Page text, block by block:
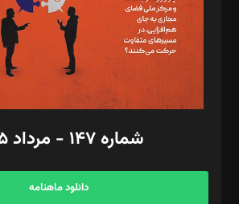
طراح یونیفرم: مجید توکلی
فیلمبرداری و عکاسی: امیر شفیعی، مانی لطفی زاده
گرافیک و صفحه‌آرایی: سید‌سبحان‌علی ثابت
مد‌یر توسعه تجاری: کامبیز برید‌
امور مالی: شاپور رهبری، محمد‌ کاظمی‌نیا
آگهی و مشترکین: ۰۹۱۹۹۹۹۰۴۵۴
شماره ۱۴۷ - مرداد ۱۴۰۵
دانلود ماهنامه